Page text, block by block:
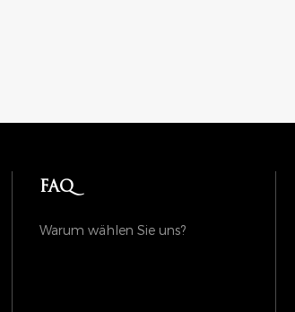
FAQ
Warum wählen Sie uns?